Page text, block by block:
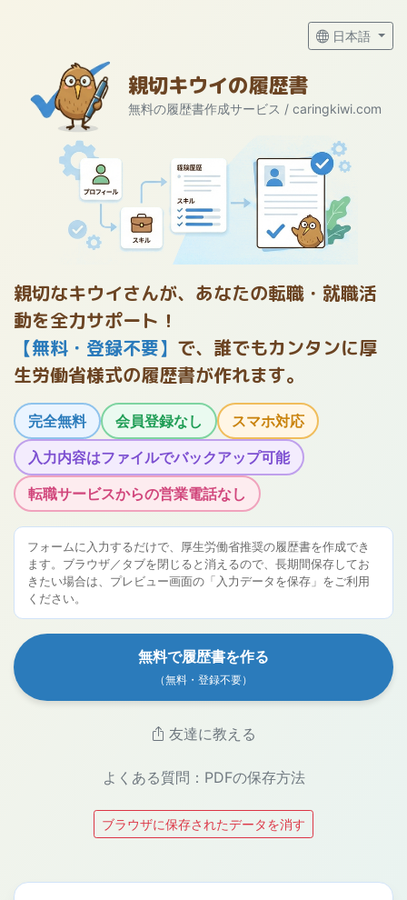
日本語
親切キウイの履歴書
無料の履歴書作成サービス / caringkiwi.com
親切なキウイさんが、あなたの転職・就職活
動を全力サポート！
【無料・登録不要】 で、誰でもカンタンに厚
生労働省様式の履歴書が作れます。
完全無料 会員登録なし
スマホ対応
入力内容はファイルでバックアップ可能
転職サービスからの営業電話なし
フォームに入力するだけで、厚生労働省推奨の履歴書を作成でき
ます。ブラウザ／タブを閉じると消えるので、長期間保存してお
きたい場合は、プレビュー画面の「入力データを保存」をご利用
ください。
無料で履歴書を作る
（無料・登録不要）
友達に教える
よくある質問：PDFの保存方法
ブラウザに保存されたデータを消す